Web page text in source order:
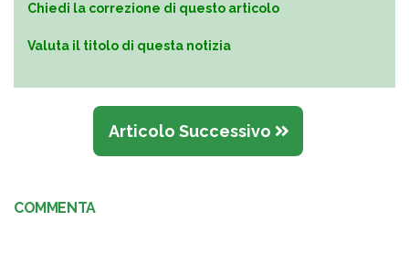
Chiedi la correzione di questo articolo
Valuta il titolo di questa notizia
Articolo Successivo
COMMENTA